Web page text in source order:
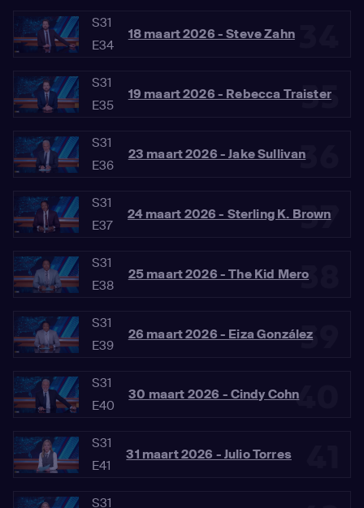
S31
E34
18 maart 2026 - Steve Zahn
35
S31
E35
19 maart 2026 - Rebecca Traister
36
S31
E36
23 maart 2026 - Jake Sullivan
37
S31
E37
24 maart 2026 - Sterling K. Brown
38
S31
E38
25 maart 2026 - The Kid Mero
39
S31
E39
26 maart 2026 - Eiza González
40
S31
E40
30 maart 2026 - Cindy Cohn
S31
E41
31 maart 2026 - Julio Torres
S31